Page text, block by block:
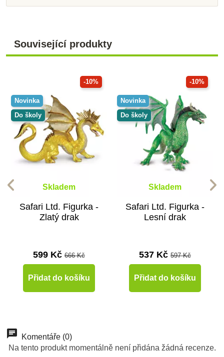
Související produkty
-10%
Novinka
Do školy
Skladem
Safari Ltd. Figurka -
Zlatý drak
599 Kč 666 Kč
Přidat do košíku
-10%
Novinka
Do školy
Skladem
Safari Ltd. Figurka -
Lesní drak
537 Kč 597 Kč
Přidat do košíku
Novinka
Do školy
Do školy
Novinka
Do školy
Do školy
Komentáře (0)
Na tento produkt momentálně není přidána žádná recenze.